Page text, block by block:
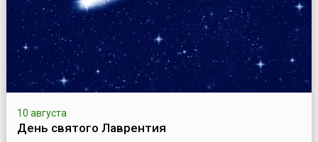
Оптинского скита сдела...
10 августа
День святого Лаврентия